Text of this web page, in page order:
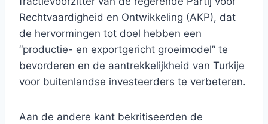
Rechtvaardigheid en Ontwikkeling (AKP), dat
de hervormingen tot doel hebben een
“productie- en exportgericht groeimodel” te
bevorderen en de aantrekkelijkheid van Turkije
voor buitenlandse investeerders te verbeteren.
Aan de andere kant bekritiseerden de